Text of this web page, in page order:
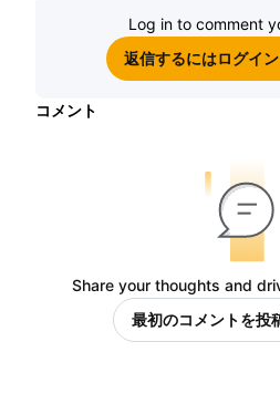
Log in to comment
返信するにはログイ
コメント
Share your thoughts and
最初のコメントを投